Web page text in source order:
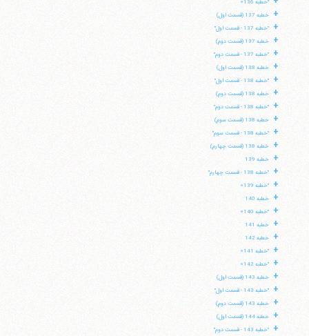
"خطبه 136»
+ خطبه 137 (قسمت اول)
+ "خطبه 137 - قسمت اول"
+ خطبه 137 (قسمت دوم)
+ "خطبه 137 - قسمت دوم"
+ خطبه 138 (قسمت اول)
+ "خطبه 138 - قسمت اول"
+ خطبه 138 (قسمت دوم)
+ "خطبه 138 - قسمت دوم"
+ خطبه 138 (قسمت سوم)
+ "خطبه 138 - قسمت سوم"
+ خطبه 138 (قسمت چهارم)
+ خطبه 139
+ "خطبه 138 - قسمت چهارم"
+ "خطبه 139»
+ خطبه 140
+ "خطبه 140»
+ خطبه 141
+ خطبه 142
+ "خطبه 141»
+ "خطبه 142»
+ خطبه 143 (قسمت اول)
+ "خطبه 143 - قسمت اول"
+ خطبه 143 (قسمت دوم)
+ خطبه 144 (قسمت اول)
+ "خطبه 143 - قسمت دوم"